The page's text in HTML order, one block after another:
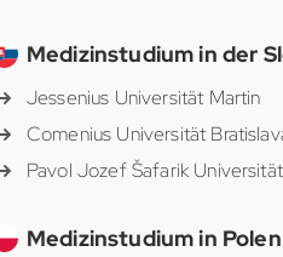
Medizinstudium in der
Jessenius Universität Martin
Comenius Universität
Pavol Jozef Šafarik
Medizinstudium in Polen